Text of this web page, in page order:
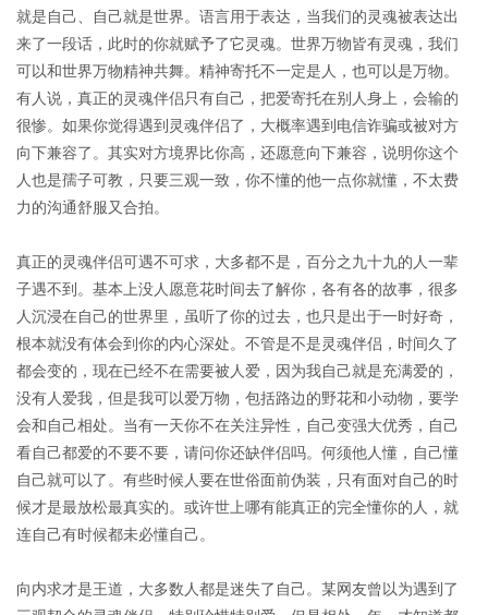
就是自己、自己就是世界。语言用于表达，当我们的灵魂被表达出
来了一段话，此时的你就赋予了它灵魂。世界万物皆有灵魂，我们
可以和世界万物精神共舞。精神寄托不一定是人，也可以是万物。
有人说，真正的灵魂伴侣只有自己，把爱寄托在别人身上，会输的
很惨。如果你觉得遇到灵魂伴侣了，大概率遇到电信诈骗或被对方
向下兼容了。其实对方境界比你高，还愿意向下兼容，说明你这个
人也是孺子可教，只要三观一致，你不懂的他一点你就懂，不太费
力的沟通舒服又合拍。
真正的灵魂伴侣可遇不可求，大多都不是，百分之九十九的人一辈
子遇不到。基本上没人愿意花时间去了解你，各有各的故事，很多
人沉浸在自己的世界里，虽听了你的过去，也只是出于一时好奇，
根本就没有体会到你的内心深处。不管是不是灵魂伴侣，时间久了
都会变的，现在已经不在需要被人爱，因为我自己就是充满爱的，
没有人爱我，但是我可以爱万物，包括路边的野花和小动物，要学
会和自己相处。当有一天你不在关注异性，自己变强大优秀，自己
看自己都爱的不要不要，请问你还缺伴侣吗。何须他人懂，自己懂
自己就可以了。有些时候人要在世俗面前伪装，只有面对自己的时
候才是最放松最真实的。或许世上哪有能真正的完全懂你的人，就
连自己有时候都未必懂自己。
向内求才是王道，大多数人都是迷失了自己。某网友曾以为遇到了